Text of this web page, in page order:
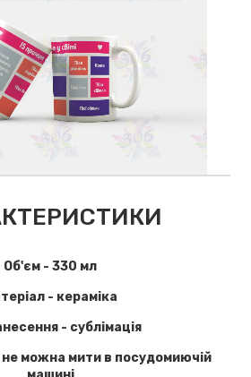
Об'єм - 330 мл
- кераміка
- сублімація
можна мити в посудомиючій